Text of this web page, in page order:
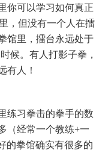
你可以学习如何真正
，但没有一个人在擂
馆里，擂台永远处于
候。有人打影子拳，
有人！
练习拳击的拳手的数
（经常一个教练+一
的拳馆确实有很多的